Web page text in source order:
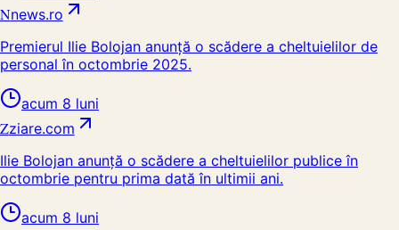
Nnews.ro
Premierul Ilie Bolojan anunță o scădere a cheltuielilor de
personal în octombrie 2025.
acum 8 luni
Zziare.com
Ilie Bolojan anunță o scădere a cheltuielilor publice în
octombrie pentru prima dată în ultimii ani.
acum 8 luni